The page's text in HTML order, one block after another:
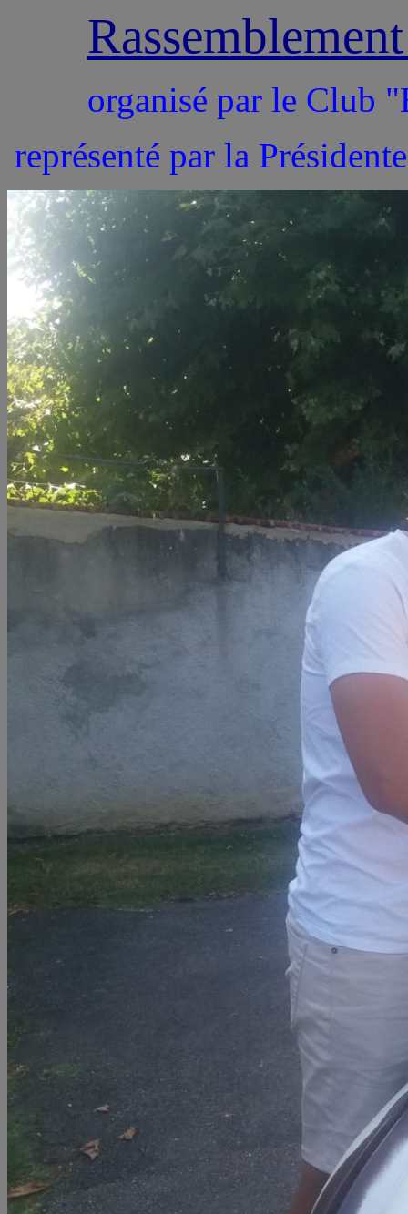
organisé par le Club
représenté par la